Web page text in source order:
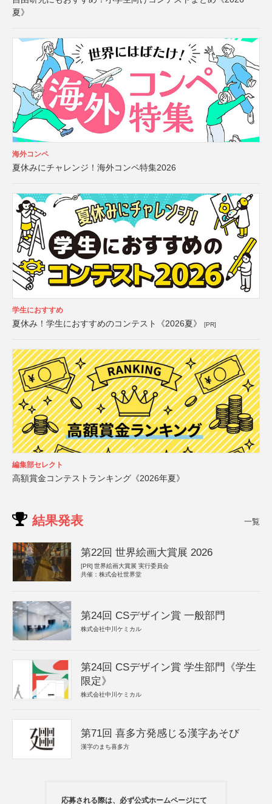
夏》
海外コンペ
夏休みにチャレンジ！海外コンペ特集2026
学生におすすめ
夏休み！学生におすすめのコンテスト《2026夏》 [PR]
編集部セレクト
高額賞金コンテストランキング《2026年夏》
結果発表 一覧
第22回 世界絵画大賞展 2026
[PR] 世界絵画大賞展 実行委員会
共催：株式会社世界堂
第24回 CSデザイン賞 一般部門
株式会社中川ケミカル
第24回 CSデザイン賞 学生部門《学生
限定》
株式会社中川ケミカル
第71回 喜多方発感じる漢字あそび
漢字のまち喜多方
応募される際は、必ず公式ホームページにて